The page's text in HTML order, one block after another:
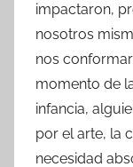
impactaron,
nosotros
nos
momento de
infancia,
por el arte, la
necesidad